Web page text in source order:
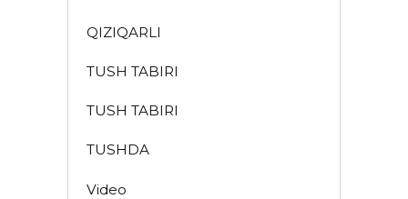
QIZIQARLI
TUSH TABIRI
TUSH TABIRI
TUSHDA
Video